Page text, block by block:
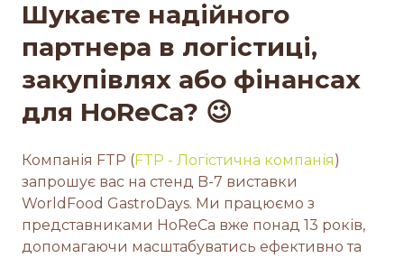
Шукаєте надійного
партнера в логістиці,
закупівлях або фінансах
для HoReCa? 😉
Компанія FTP (FTP - Логістична компанія)
запрошує вас на стенд B-7 виставки
WorldFood GastroDays. Ми працюємо з
представниками HoReCa вже понад 13 років,
допомагаючи масштабуватись ефективно та